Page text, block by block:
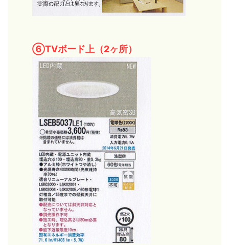
⑥TVボード上（2ヶ所）